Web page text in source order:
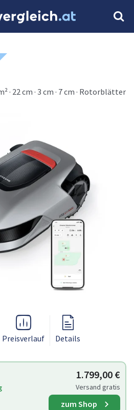
· 22 cm · 3 cm · 7 cm · Rotorblätter
Preisverlauf Details
1.799,00 €
Versand gratis
zum Shop